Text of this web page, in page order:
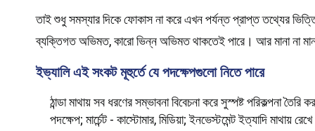
তাই শুধু সমস্যার দিকে ফোকাস না করে এখন পর্যন্ত প্রাপ্ত তথ্যের
ব্যক্তিগত অভিমত, কারো ভিন্ন অভিমত থাকতেই পারে। আর মানা না
ইভ্যালি এই সংকট মূহুর্তে যে পদক্ষেপগুলো নিতে পারে
ঠান্ডা মাথায় সব ধরণের সম্ভাবনা বিবেচনা করে সুস্পষ্ট পরিকল্পনা
পদক্ষেপ; মার্চেন্ট - কাস্টোমার, মিডিয়া; ইনভেস্টমেন্ট ইত্যাদি মাথায়